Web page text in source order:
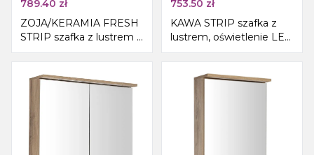
789.40 zł
ZOJA/KERAMIA FRESH
STRIP szafka z lustrem i
oświetleniem LED,
60x60x14cm, prawa, biały
753.50 zł
KAWA STRIP szafka z
lustrem, oświetlenie LED
60x70x22cm, dąb
emporio